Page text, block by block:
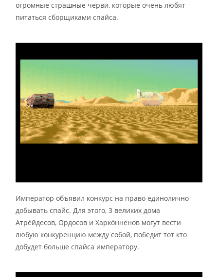
огромные страшные черви, которые очень любят
питаться сборщиками спайса.
Император объявил конкурс на право единолично
добывать спайс. Для этого, 3 великих дома
Атре́йдесов, О́рдосов и Харко́нненов могут вести
любую конкуренцию между собой, победит тот кто
добудет больше спайса императору.